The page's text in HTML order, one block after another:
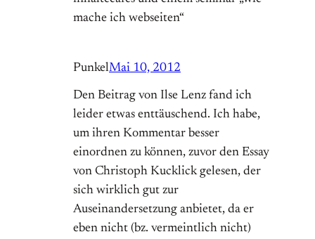
mache ich webseiten“
PunkelMai 10, 2012
Den Beitrag von Ilse Lenz fand ich
leider etwas enttäuschend. Ich habe,
um ihren Kommentar besser
einordnen zu können, zuvor den Essay
von Christoph Kucklick gelesen, der
sich wirklich gut zur
Auseinandersetzung anbietet, da er
eben nicht (bz. vermeintlich nicht)